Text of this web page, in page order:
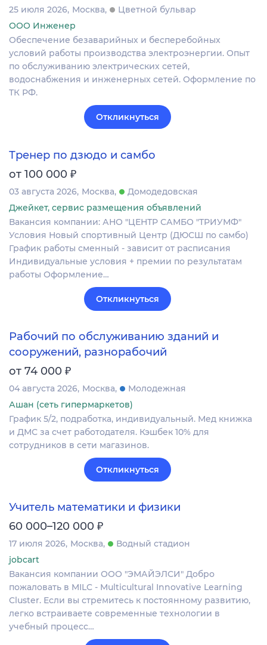
25 июля 2026 Москва
Цветной бульвар
ООО Инженер
Обеспечение безаварийных и бесперебойных
условий работы производства электроэнергии. Опыт
по обслуживанию электрических сетей,
водоснабжения и инженерных сетей. Оформление по
ТК РФ.
Откликнуться
Тренер по дзюдо и самбо
от 100 000 ₽
03 августа 2026 Москва
Домодедовская
Джейкет, сервис размещения объявлений
Вакансия компании: АНО "ЦЕНТР САМБО "ТРИУМФ"
Условия Новый спортивный Центр (ДЮСШ по самбо)
График работы сменный - зависит от расписания
Индивидуальные условия + премии по результатам
работы Оформление…
Откликнуться
Рабочий по обслуживанию зданий и
сооружений, разнорабочий
от 74 000 ₽
04 августа 2026 Москва
Молодежная
Ашан (сеть гипермаркетов)
График 5/2, подработка, индивидуальный. Мед книжка
и ДМС за счет работодателя. Кэшбек 10% для
сотрудников в сети магазинов.
Откликнуться
Учитель математики и физики
60 000–120 000 ₽
17 июля 2026 Москва
Водный стадион
jobcart
Вакансия компании ООО "ЭМАЙЭЛСИ" Добро
пожаловать в MILC - Multicultural Innovative Learning
Cluster. Если вы стремитесь к постоянному развитию,
легко встраиваете современные технологии в
учебный процесс…